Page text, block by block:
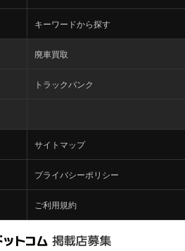
キーワードから探す
廃車買取
トラックバンク
サイトマップ
プライバシーポリシー
ご利用規約